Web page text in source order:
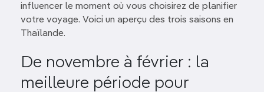
influencer le moment où vous choisirez de planifier
votre voyage. Voici un aperçu des trois saisons en
Thaïlande.
De novembre à février : la
meilleure période pour